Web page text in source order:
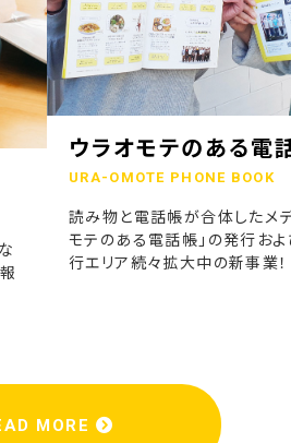
ウラオモテのある電
URA-OMOTE PHONE BOOK
読み物と電話帳が合体したメデ
モテのある電話帳」の発行およ
行エリア続々拡大中の新事業！
MORE